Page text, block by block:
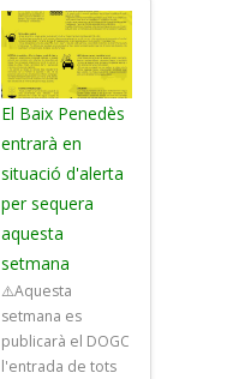
El Baix Penedès
entrarà en
situació d'alerta
per sequera
aquesta
setmana
⚠️Aquesta
setmana es
publicarà el DOGC
l'entrada de tots